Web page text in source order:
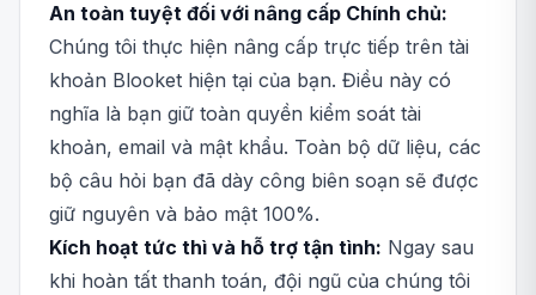
An toàn tuyệt đối với nâng cấp Chính chủ:
Chúng tôi thực hiện nâng cấp trực tiếp trên tài
khoản Blooket hiện tại của bạn. Điều này có
nghĩa là bạn giữ toàn quyền kiểm soát tài
khoản, email và mật khẩu. Toàn bộ dữ liệu, các
bộ câu hỏi bạn đã dày công biên soạn sẽ được
giữ nguyên và bảo mật 100%.
Kích hoạt tức thì và hỗ trợ tận tình: Ngay sau
khi hoàn tất thanh toán, đội ngũ của chúng tôi